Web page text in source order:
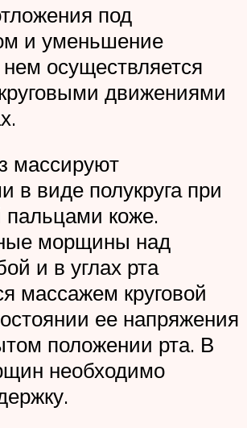
под
и уменьшение
осуществляется
движениями
массируют
в виде полукруга при
пальцами коже.
морщины над
и в углах рта
массажем круговой
ее напряжения
положении рта. В
необходимо